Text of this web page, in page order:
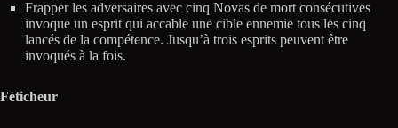
Frapper les adversaires avec cinq Novas de mort consécutives
invoque un esprit qui accable une cible ennemie tous les cinq
lancés de la compétence. Jusqu’à trois esprits peuvent être
invoqués à la fois.
Féticheur